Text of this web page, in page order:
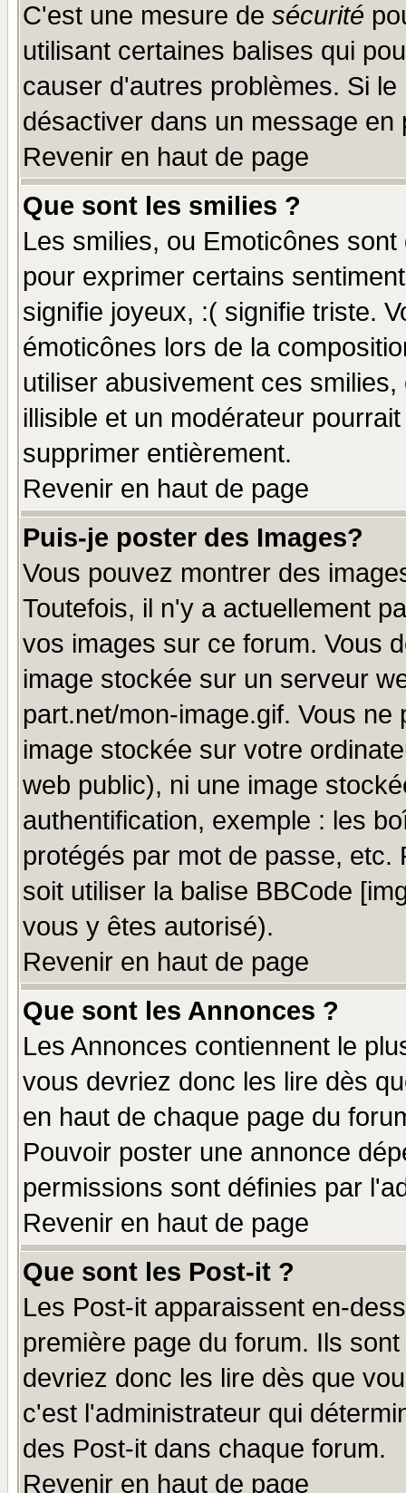
C'est une mesure de sécurité
utilisant certaines balises qui
causer d'autres problèmes. Si
désactiver dans un message
Revenir en haut de page
Que sont les smilies ?
Les smilies, ou Emoticônes
pour exprimer certains
signifie joyeux, :( signifie triste.
émoticônes lors de la
utiliser abusivement ces
illisible et un modérateur
supprimer entièrement.
Revenir en haut de page
Puis-je poster des Images?
Vous pouvez montrer des
Toutefois, il n'y a actuellement
vos images sur ce forum. Vous
image stockée sur un serveur
part.net/mon-image.gif. Vous
image stockée sur votre
web public), ni une image
authentification, exemple : les
protégés par mot de passe,
soit utiliser la balise BBCode
vous y êtes autorisé).
Revenir en haut de page
Que sont les Annonces ?
Les Annonces contiennent le
vous devriez donc les lire dès
en haut de chaque page du
Pouvoir poster une annonce
permissions sont définies par
Revenir en haut de page
Que sont les Post-it ?
Les Post-it apparaissent en-
première page du forum. Ils
devriez donc les lire dès que
c'est l'administrateur qui
des Post-it dans chaque forum.
Revenir en haut de page